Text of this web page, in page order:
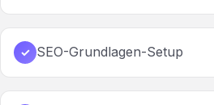
✓ SEO-Grundlagen-Setup